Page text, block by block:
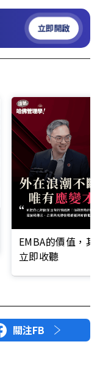
立即開啟
EMBA的價值，
立即收聽
關注FB